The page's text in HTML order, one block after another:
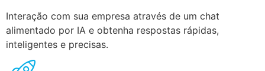
Interação com sua empresa através de um chat
alimentado por IA e obtenha respostas rápidas,
inteligentes e precisas.